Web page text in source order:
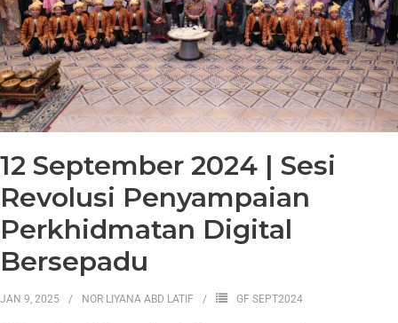
12 September 2024 | Sesi
Revolusi Penyampaian
Perkhidmatan Digital
Bersepadu
JAN 9, 2025 NOR LIYANA ABD LATIF GF SEPT2024